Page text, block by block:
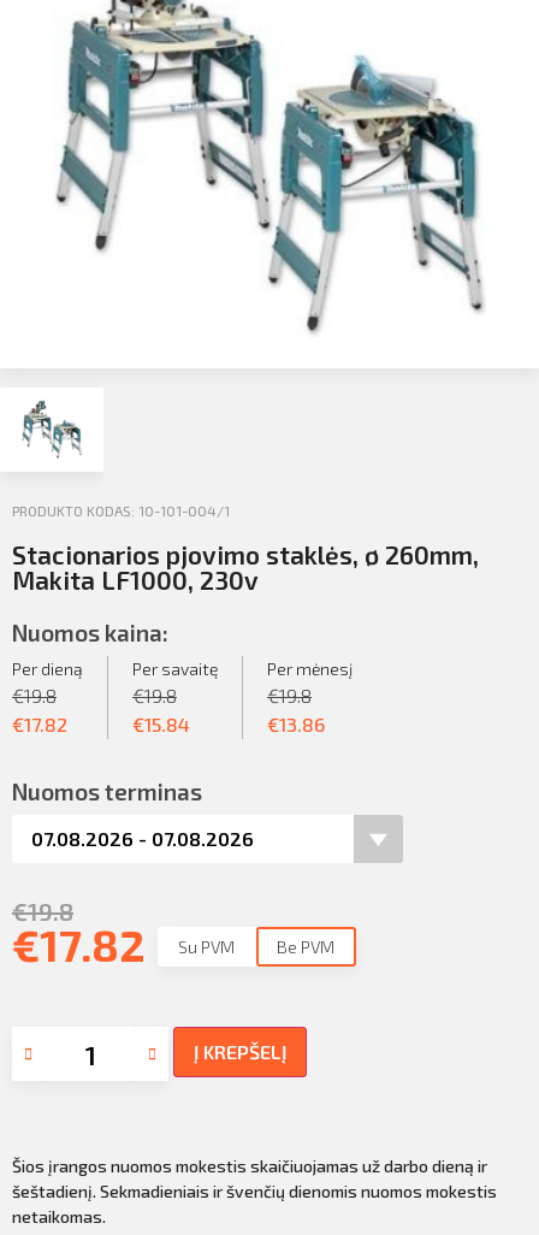
Kontaktai
Atsijungti
SIŲSTI
PRODUKTO KODAS: 10-101-004/1
Stacionarios pjovimo staklės, ø 260mm,
Makita LF1000, 230v
Nuomos kaina:
Per dieną
€19.8
€17.82
Per savaitę
€19.8
€15.84
Per mėnesį
€19.8
€13.86
Nuomos terminas
€19.8
€17.82 Su PVM Be PVM
Į KREPŠELĮ
Šios įrangos nuomos mokestis skaičiuojamas už darbo dieną ir
šeštadienį. Sekmadieniais ir švenčių dienomis nuomos mokestis
netaikomas.